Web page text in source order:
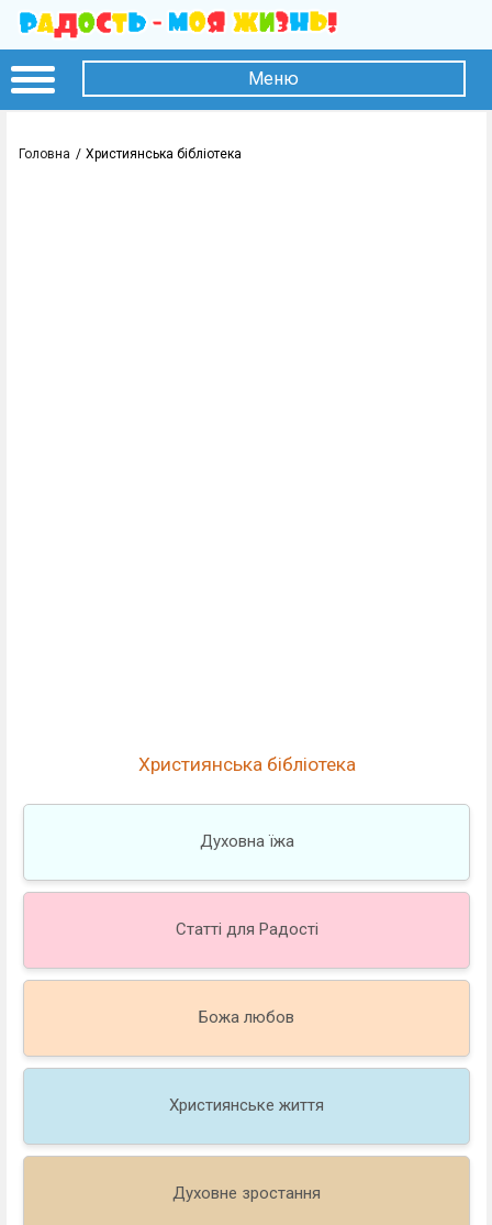
Меню
Головна Християнська бібліотека
Християнська бібліотека
Духовна їжа
Статті для Радості
Божа любов
Християнське життя
Духовне зростання